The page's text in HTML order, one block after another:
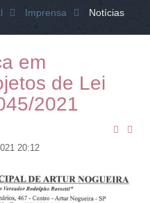
Imprensa Notícias
em
de Lei
2021
20:12